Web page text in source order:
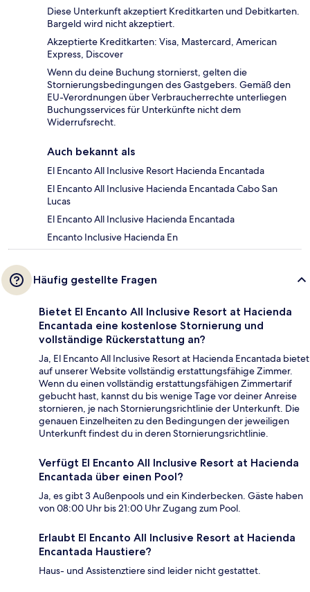
Diese Unterkunft akzeptiert Kreditkarten und Debitkarten.
Bargeld wird nicht akzeptiert.
Akzeptierte Kreditkarten: Visa, Mastercard, American
Express, Discover
Wenn du deine Buchung stornierst, gelten die
Stornierungsbedingungen des Gastgebers. Gemäß den
EU-Verordnungen über Verbraucherrechte unterliegen
Buchungsservices für Unterkünfte nicht dem
Widerrufsrecht.
Auch bekannt als
El Encanto All Inclusive Resort Hacienda Encantada
El Encanto All Inclusive Hacienda Encantada Cabo San
Lucas
El Encanto All Inclusive Hacienda Encantada
Encanto Inclusive Hacienda En
Häufig gestellte Fragen
Bietet El Encanto All Inclusive Resort at Hacienda
Encantada eine kostenlose Stornierung und
vollständige Rückerstattung an?
Ja, El Encanto All Inclusive Resort at Hacienda Encantada bietet
auf unserer Website vollständig erstattungsfähige Zimmer.
Wenn du einen vollständig erstattungsfähigen Zimmertarif
gebucht hast, kannst du bis wenige Tage vor deiner Anreise
stornieren, je nach Stornierungsrichtlinie der Unterkunft. Die
genauen Einzelheiten zu den Bedingungen der jeweiligen
Unterkunft findest du in deren Stornierungsrichtlinie.
Verfügt El Encanto All Inclusive Resort at Hacienda
Encantada über einen Pool?
Ja, es gibt 3 Außenpools und ein Kinderbecken. Gäste haben
von 08:00 Uhr bis 21:00 Uhr Zugang zum Pool.
Erlaubt El Encanto All Inclusive Resort at Hacienda
Encantada Haustiere?
Haus- und Assistenztiere sind leider nicht gestattet.